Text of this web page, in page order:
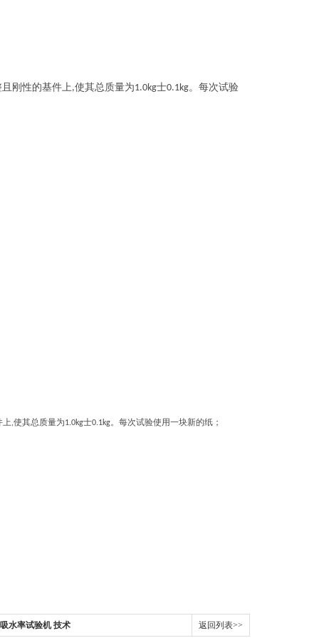
刚性的基件上,使其总质量为1.0kg士0.1kg。每次试验
上,使其总质量为1.0kg士0.1kg。每次试验使用一块新的纸 ；
水率试验机 技术 返回列表>>